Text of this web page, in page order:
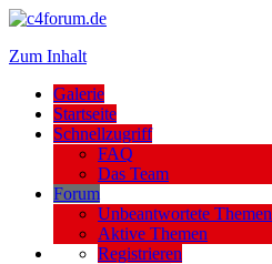
Zum Inhalt
Galerie
Startseite
Schnellzugriff
FAQ
Das Team
Forum
Unbeantwortete Themen
Aktive Themen
Registrieren